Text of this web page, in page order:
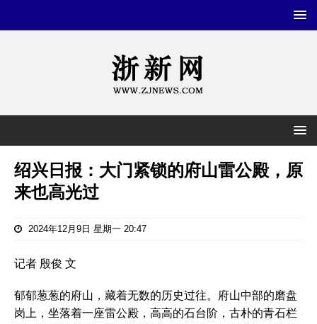
绍兴日报：大门紧锁的府山雷公殿，原
来也高光过
2024年12月9日 星期一 20:47
记者 殷俊 文
郁郁葱葱的府山，藏着无数的历史过往。府山中部的磨盘
岗上，坐落着一座雷公殿，高高的石台阶，古朴的青石栏